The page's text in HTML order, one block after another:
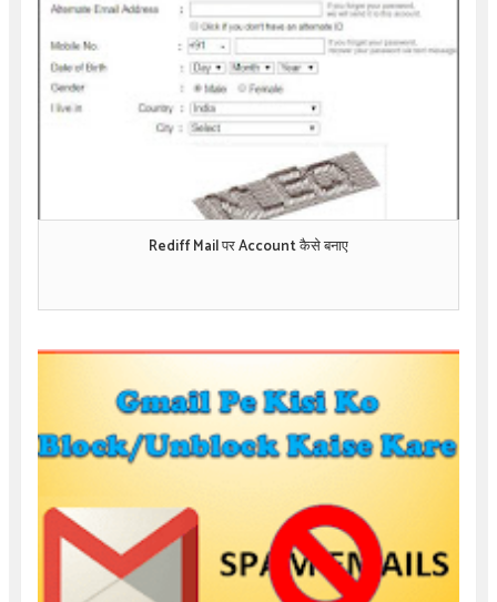
Rediff Mail पर Account कैसे बनाए